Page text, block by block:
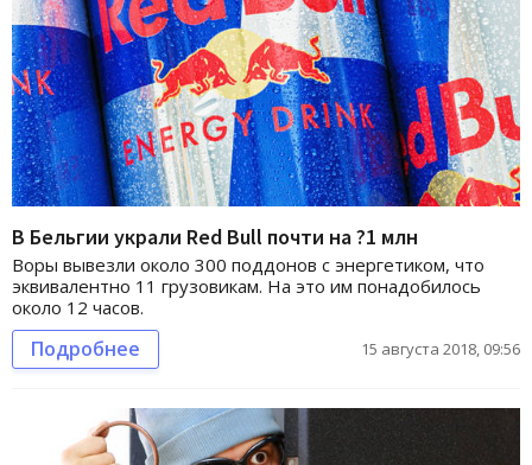
В Бельгии украли Red Bull почти на ?1 млн
Воры вывезли около 300 поддонов с энергетиком, что
эквивалентно 11 грузовикам. На это им понадобилось
около 12 часов.
Подробнее 15 августа 2018, 09:56